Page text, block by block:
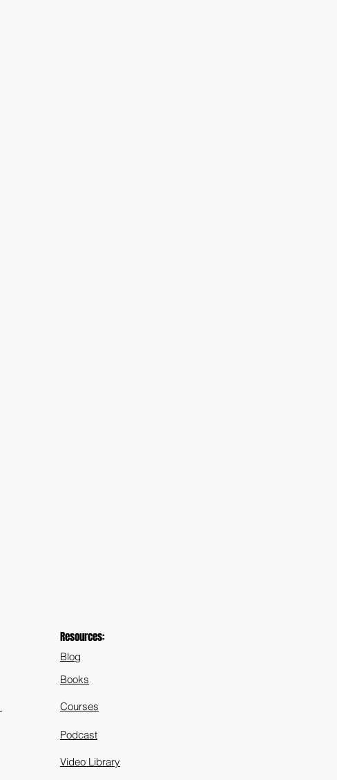
Resources:
Blog
Books
Courses
Podcast
Video Library